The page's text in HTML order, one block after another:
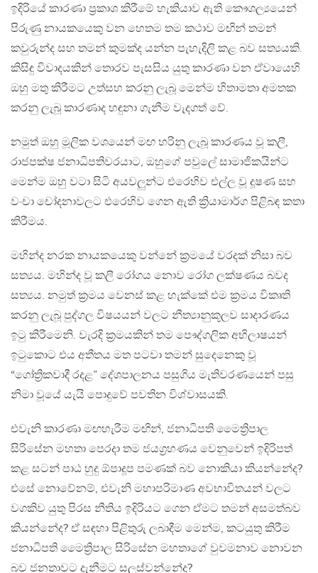
ඉදිරියේ කාරණා ප්‍රකාශ කිරීමේ හැකියාව ඇති කෞශල්‍යයෙන්
පිරුණු නායකයෙකු වන හෙතම තම කථාව මඟින් තමන්
කවුරුන්ද සහ තමන් කුමක්ද යන්න පැහැදිලි කළ බව සත්‍යයකි.
කිසිඳු විවාදයකින් තොරව පැසසිය යුතු කාරණා වන ඒවායෙහි
ඔහු මතු කිරීමට උත්සහ කරනු ලැබූ මෙන්ම හිතාමතා අමතක
කරනු ලැබූ කාරණාද හඳුනා ගැනීම වැදගත් වේ.
නමුත් ඔහු මූලික වශයෙන් මඟ හරිනු ලැබූ කාරණය වූ කලී,
රාජපක්ෂ ජනාධිපතිවරයාට, ඔහුගේ පවුලේ සාමාජිකයින්ට
මෙන්ම ඔහු වටා සිටි අයවලුන්ට එරෙහිව එල්ල වූ දූෂණ සහ
වංචා චෝදනාවලට එරෙහිව ගෙන ඇති ක්‍රියාමාර්ග පිළිබඳ කතා
කිරීමය.
මහින්ද නරක නායකයෙකු වන්නේ ක්‍රමයේ වරදක් නිසා බව
සත්‍යය. මහින්ද වූ කලී රෝගය නොව රෝග ලක්ෂණය බවද
සත්‍යය. නමුත් ක්‍රමය වෙනස් කළ හැක්කේ එම ක්‍රමය විකෘති
කරනු ලැබූ පුද්ගල විෂයයන් වලට නීත්‍යානුකූලව සාදාරණය
ඉටු කිරීමෙනි. වැරදි ක්‍රමයකින් තම පෞද්ගලික අභිලාෂයන්
ඉටුකොට එය අතීතය මත පටවා තමන් සුදෙනෙකු වූ
“ගෝත්‍රිකවාදී රදළ” දේශපාලනය පසුගිය මැතිවරණයෙන් පසු
නිමා වූයේ යැයි පොදුවේ පවතින විශ්වාසයකි.
එවැනි කාරණා මඟහැරීම මඟින්, ජනාධිපති මෛත්‍රිපාල
සිරිසේන මහතා පෙරදා තම ජයග්‍රහණය වෙනුවෙන් ඉදිරිපත්
කළ සටන් පාඨ හුදු ඕපාදූප පමණක් බව නොකියා කියන්නේද?
එසේ නොවේනම්, එවැනි මහාපරිමාණ අවභාවිතයන් වලට
වගකිව යුතු පිරස නීතිය ඉදිරියට ගෙන ඒමට තමන් අසමත්බව
කියන්නේද? ඒ සඳහා පිළිතුරු ලබාදීම මෙන්ම, කටයුතු කිරීම
ජනාධිපති මෛත්‍රිපාල සිරිසේන මහතාගේ වුවමනාව නොවන
බව ජනතාවට දැනීමට සලස්වන්නේද?